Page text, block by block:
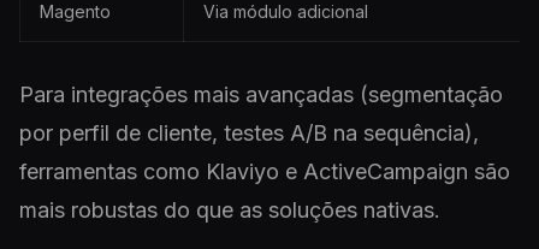
Magento Via módulo adicional
Para integrações mais avançadas (segmentação
por perfil de cliente, testes A/B na sequência),
ferramentas como Klaviyo e ActiveCampaign são
mais robustas do que as soluções nativas.